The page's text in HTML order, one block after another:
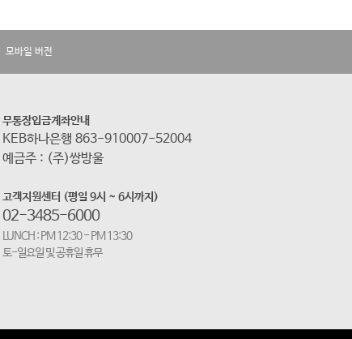
모바일 버전
무통장입금계좌안내
KEB하나은행 863-910007-52004
예금주 : (주)쌍방울
고객지원센터 (평일 9시 ~ 6시까지)
02-3485-6000
LUNCH : PM 12:30 - PM 13:30
토-일요일 및 공휴일 휴무